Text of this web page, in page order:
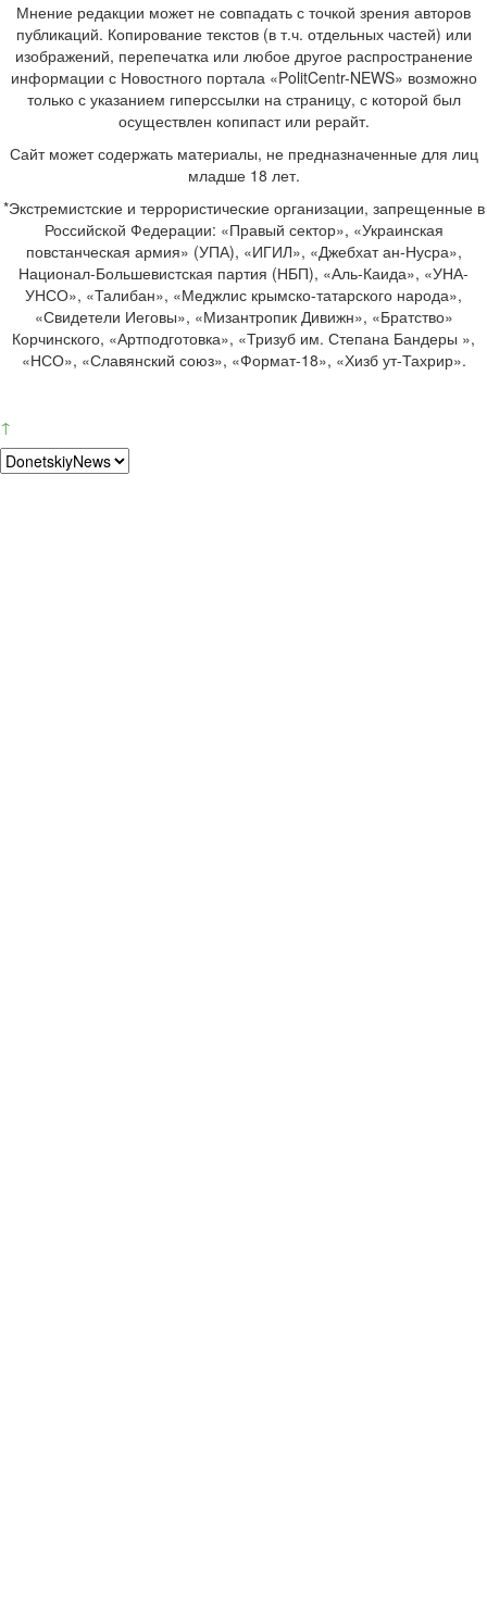
Мнение редакции может не совпадать с точкой зрения авторов
публикаций. Копирование текстов (в т.ч. отдельных частей) или
изображений, перепечатка или любое другое распространение
информации с Новостного портала «PolitCentr-NEWS» возможно
только с указанием гиперссылки на страницу, с которой был
осуществлен копипаст или рерайт.
Сайт может содержать материалы, не предназначенные для лиц
младше 18 лет.
*Экстремистские и террористические организации, запрещенные в
Российской Федерации: «Правый сектор», «Украинская
повстанческая армия» (УПА), «ИГИЛ», «Джебхат ан-Нусра»,
Национал-Большевистская партия (НБП), «Аль-Каида», «УНА-
УНСО», «Талибан», «Меджлис крымско-татарского народа»,
«Свидетели Иеговы», «Мизантропик Дивижн», «Братство»
Корчинского, «Артподготовка», «Тризуб им. Степана Бандеры »,
«НСО», «Славянский союз», «Формат-18», «Хизб ут-Тахрир».
↑